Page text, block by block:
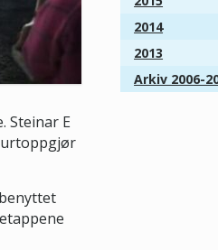
Steinar E
2014
2013
Arkiv 2006-